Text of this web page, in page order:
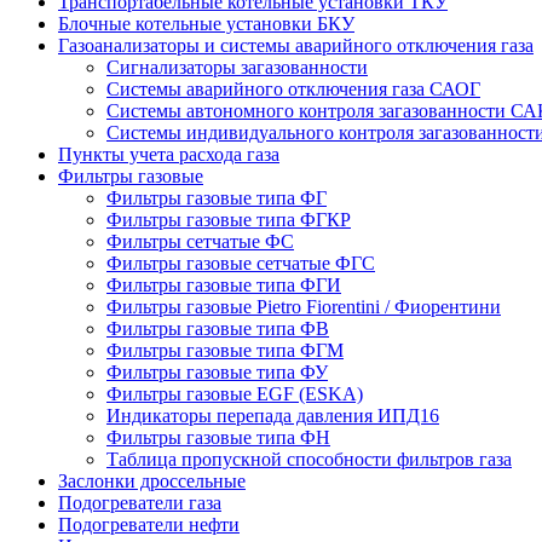
Блочные котельные установки БКУ
Газоанализаторы и системы аварийного отключения газа
Сигнализаторы загазованности
Системы аварийного отключения газа САОГ
Системы автономного контроля загазованности
Системы индивидуального контроля
Пункты учета расхода газа
Фильтры газовые
Фильтры газовые типа ФГ
Фильтры газовые типа ФГКР
Фильтры сетчатые ФС
Фильтры газовые сетчатые ФГС
Фильтры газовые типа ФГИ
Фильтры газовые Pietro Fiorentini / Фиорентини
Фильтры газовые типа ФВ
Фильтры газовые типа ФГМ
Фильтры газовые типа ФУ
Фильтры газовые EGF (ESKA)
Индикаторы перепада давления ИПД16
Фильтры газовые типа ФН
Таблица пропускной способности фильтров газа
Заслонки дроссельные
Подогреватели газа
Подогреватели нефти